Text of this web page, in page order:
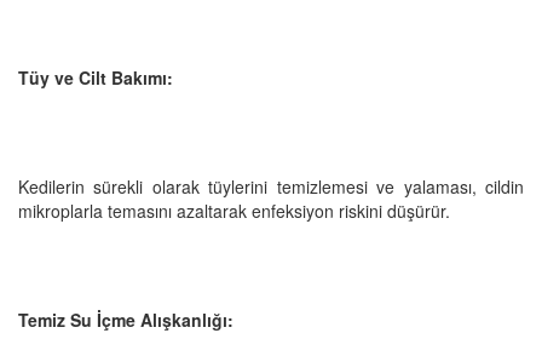
Tüy ve Cilt Bakımı:
Kedilerin sürekli olarak tüylerini temizlemesi ve yalaması, cildin
mikroplarla temasını azaltarak enfeksiyon riskini düşürür.
Temiz Su İçme Alışkanlığı: